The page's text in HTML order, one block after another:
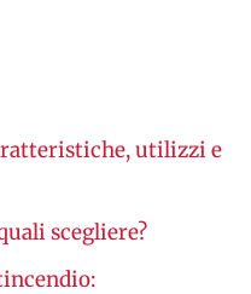
utilizzi e
scegliere?